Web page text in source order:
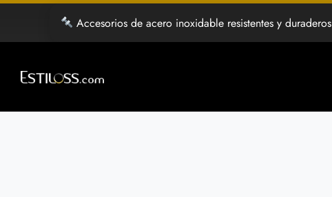
Saltar
contenido
Accesorios de acero inoxidable resistentes y duraderos